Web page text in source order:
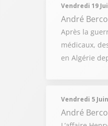
Vendredi 19
André
Après la
médicaux,
en Algérie
Vendredi 5
André